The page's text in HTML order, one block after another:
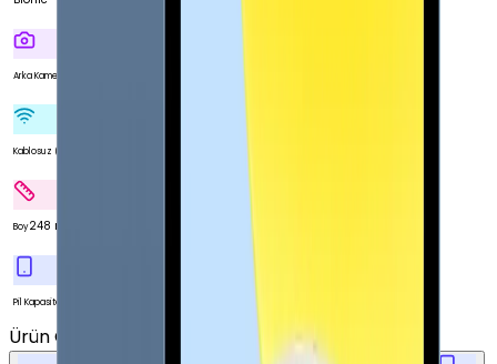
Arka Kamera
Kablosuz (Wi-Fi)
Boy248 mm
Pil Kapasitesi
Ürün Özellikleri